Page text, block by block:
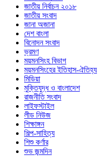
জাতীয় নির্বাচন ২০১৮
জাতীয় সংবাদ
জানা অজানা
দেশ বাংলা
বিনোদন সংবাদ
ভ্রমণ
ময়মনসিংহ বিভাগ
ময়মনসিংহের ইতিহাস-ঐতিহ্য
মিডিয়া
মুক্তিযুদ্ধ ও বাংলাদেশ
রাজনীতি সংবাদ
লাইফস্টাইল
লীড নিউজ
শিক্ষাঙ্গন
শিল্প-সাহিত্য
শিশু কর্ণার
শুভ জন্মদিন